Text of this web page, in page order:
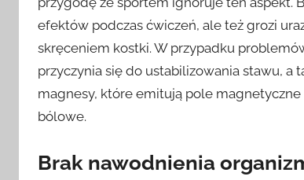
efektów podczas ćwiczeń, ale też grozi
skręceniem kostki. W przypadku
przyczynia się do ustabilizowania stawu, a
magnesy, które emitują pole
bólowe.
Brak nawodnienia